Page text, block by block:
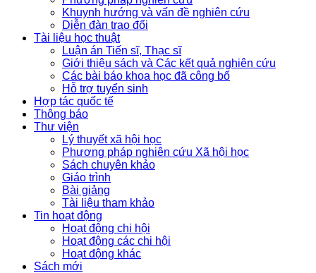
Khuynh hướng và vấn đề nghiên cứu
Diễn đàn trao đổi
Tài liệu học thuật
Luận án Tiến sĩ, Thạc sĩ
Giới thiệu sách và Các kết quả nghiên cứu
Các bài báo khoa học đã công bố
Hỗ trợ tuyển sinh
Hợp tác quốc tế
Thông báo
Thư viện
Lý thuyết xã hội học
Phương pháp nghiên cứu Xã hội học
Sách chuyên khảo
Giáo trình
Bài giảng
Tài liệu tham khảo
Tin hoạt động
Hoạt động chi hội
Hoạt động các chi hội
Hoạt động khác
Sách mới